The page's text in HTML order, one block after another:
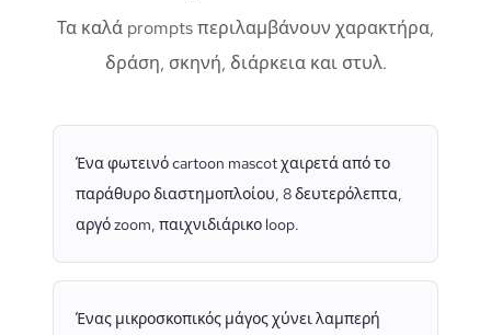
Τα καλά prompts περιλαμβάνουν χαρακτήρα,
δράση, σκηνή, διάρκεια και στυλ.
Ένα φωτεινό cartoon mascot χαιρετά από το
παράθυρο διαστημοπλοίου, 8 δευτερόλεπτα,
αργό zoom, παιχνιδιάρικο loop.
Ένας μικροσκοπικός μάγος χύνει λαμπερή